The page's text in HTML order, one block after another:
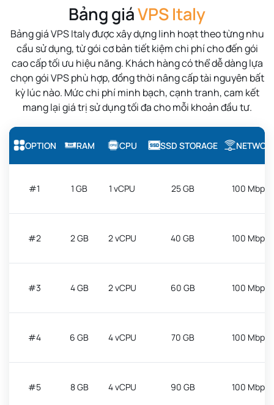
Bảng giáVPS Italy
Bảng giáVPS Italyđược xây dựng linh hoạt theo từng nhu
cầu sử dụng, từ gói cơ bản tiết kiệm chi phí cho đến gói
cao cấp tối ưu hiệu năng. Khách hàng có thể dễ dàng lựa
chọn gói VPS phù hợp, đồng thời nâng cấp tài nguyên bất
kỳ lúc nào. Mức chi phí minh bạch, cạnh tranh, cam kết
mang lại giá trị sử dụng tối đa cho mỗi khoản đầu tư.
OPTION RAM CPU SSD STORAGE
#1 1 GB 1 vCPU 25 GB 100 Mbps
#2 2 GB 2 vCPU 40 GB 100 Mbps
#3 4 GB 2 vCPU 60 GB 100 Mbps
#4 6 GB 4 vCPU 70 GB 100 Mbps
#5 8 GB 4 vCPU 90 GB 100 Mbps